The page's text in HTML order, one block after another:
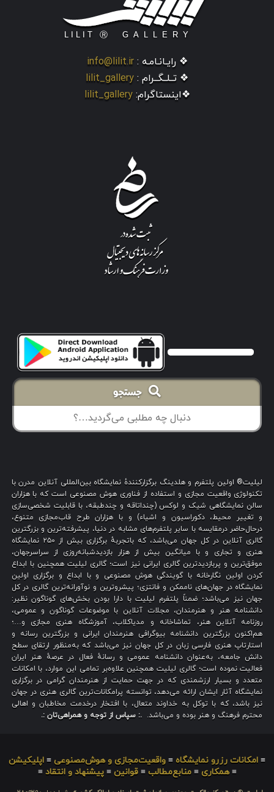
❖ رایـانـامـه : info@lilit.ir
❖ تــلــگــرام : lilit_gallery
❖اینستاگرام: lilit_gallery
جستجو
لیلیت® اولین پلتفرم و هلدینگ برگزارکنندهٔ نمایشگاه بین‌المللی آنلاین مدرن با
تکنولوژی واقعیت مجازی و استفاده از فناوری هوش مصنوعی است که با هزاران
سالن نمایشگاهی شیک و لوکس (چنداتاقه و چندطبقه، با قابلیت شخصی‌سازی
و تغییر محیط، دکوراسیون و اشیاء) و با هزاران طرح قاب‌مجازی متنوع،
درحال‌حاضر درمقایسه با سایر پلتفرم‌های مشابه در دنیا، پیشرفته‌ترین و بزرگترین
گالری آنلاین در کل جهان می‌باشد، که باتجربهٔ برگزاری بیش از ۲۵۰ نمایشگاه
هنری و تجاری و با میانگین بیش از هزار بازدیدشبانه‌روزی از سراسرجهان،
موفق‌ترین و پربازدیدترین گالری ایرانی نیز است؛ گالری لیلیت همچنین با ابداع
کردن اولین نگارخانه با گویندگی هوش مصنوعی و با ابداع و برگزاری اولین
نمایشگاه در جهان‌های ناممکن و فانتزی؛ پیشروترین و نوآورانه‌ترین گالری در کل
جهان نیز می‌باشد؛ ضمناً پلتفرم لیلیت با دارا بودن بخش‌های گوناگون نظیر:
دانشنامه هنر و هنرمندان، مجلات آنلاین با موضوعات گوناگون و عمومی،
روزنامه آنلاین هنر، تماشاخانه و مدیاکلاب، آموزشگاه هنری مجازی و…؛
هم‌اکنون بزرگترین دانشنامه بیوگرافی هنرمندان ایرانی و بزرگترین رسانه و
استارتاپ هنری فارسی زبان در کل جهان نیز می‌باشد که به‌منظور ارتقای سطح
دانش جامعه، به‌عنوان دانشنامه عمومی و رسانهٔ فعال در عرصهٔ هنر ایران
فعالیت نموده است؛ گالری لیلیت همچنین علاوه‌بر تمامی این موارد، با امکانات
متعدد و بسیار ارزشمندی که در جهت حمایت از هنرمندان گرامی در برگزاری
نمایشگاه آثار ایشان ارائه می‌دهد، توانسته پرامکانات‌ترین گالری هنری در جهان
نیز باشد، که با توکل به خداوند متعال، با افتخار درخدمت مخاطبان و اهالی
محترم فرهنگ و هنر بوده و می‌باشد. .: سپاس از توجه و همراهی‌تان :.
≡ امکانات رزرو نمایشگاه ≡ واقعیت‌مجازی و هوش‌مصنوعی ≡ اپلیکیشن
≡همکاری ≡منابع‌مطالب ≡قوانین ≡پیشنهاد و انتقاد ≡